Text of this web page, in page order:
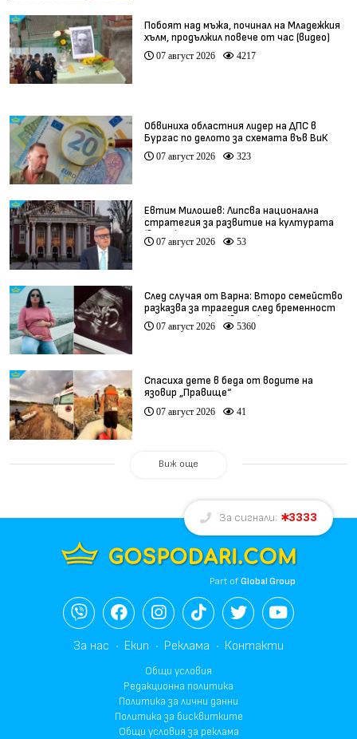
Побоят над мъжа, починал на Младежкия
хълм, продължил повече от час (видео)
07 август 2026 4217
Обвиниха областния лидер на ДПС в
Бургас по делото за схемата във ВиК
07 август 2026 323
Евтим Милошев: Липсва национална
стратегия за развитие на културата
(видео)
07 август 2026 53
След случая от Варна: Второ семейство
разказва за трагедия след бременност
при същия лекар (видео)
07 август 2026 5360
Спасиха дете в беда от водите на
язовир „Правище“
07 август 2026 41
Виж още
За сигнали: 3333
Part ofGlobal Group
За нас Екип Реклама Контакти
Общи условия
Редакционна политика
Политика за лични данни
Политика за бисквитките
Общи условия за реклама